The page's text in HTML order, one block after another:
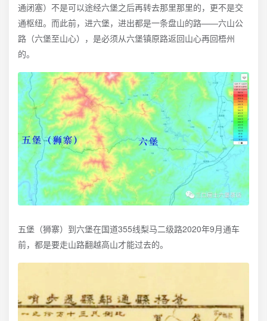
通闭塞）不是可以途经六堡之后再转去那里那里的，更不是交
通枢纽。而此前，进六堡，进出都是一条盘山的路——六山公
路（六堡至山心），是必须从六堡镇原路返回山心再回梧州
的。
五堡（狮寨）到六堡在国道355线梨马二级路2020年9月通车
前，都是要走山路翻越高山才能过去的。